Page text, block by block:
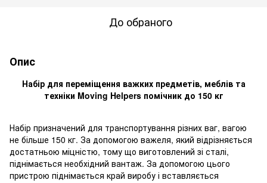
До обраного
Опис
Набір для переміщення важких предметів, меблів та
техніки Moving Helpers помічник до 150 кг
Набір призначений для транспортування різних ваг, вагою
не більше 150 кг. За допомогою важеля, який відрізняється
достатньою міцністю, тому що виготовлений зі сталі,
піднімається необхідний вантаж. За допомогою цього
пристрою піднімається край виробу і вставляється